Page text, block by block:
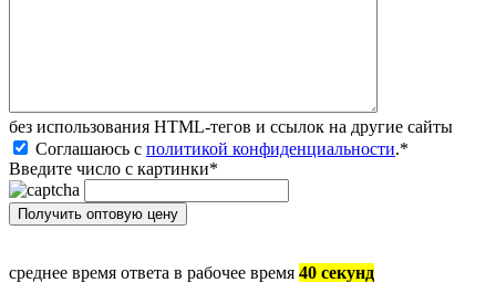
без иcпользования HTML-тегов и ссылок на другие сайты
Соглашаюсь с политикой конфиденциальности.*
Введите число с картинки*
среднее время ответа в рабочее время 40 секунд